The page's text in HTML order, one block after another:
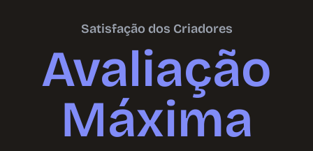
Satisfação dos Criadores
Avaliação
Máxima